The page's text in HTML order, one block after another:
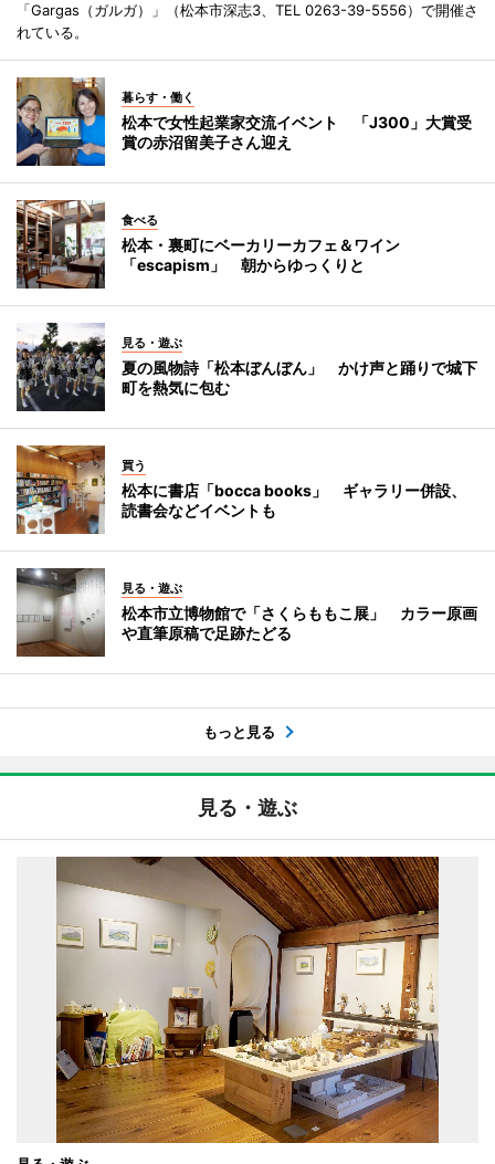
「Gargas（ガルガ）」（松本市深志3、TEL 0263-39-5556）で開催さ
れている。
暮らす・働く
松本で女性起業家交流イベント 「J300」大賞受
賞の赤沼留美子さん迎え
食べる
松本・裏町にベーカリーカフェ＆ワイン
「escapism」 朝からゆっくりと
見る・遊ぶ
夏の風物詩「松本ぼんぼん」 かけ声と踊りで城下
町を熱気に包む
買う
松本に書店「bocca books」 ギャラリー併設、
読書会などイベントも
見る・遊ぶ
松本市立博物館で「さくらももこ展」 カラー原画
や直筆原稿で足跡たどる
もっと見る
見る・遊ぶ